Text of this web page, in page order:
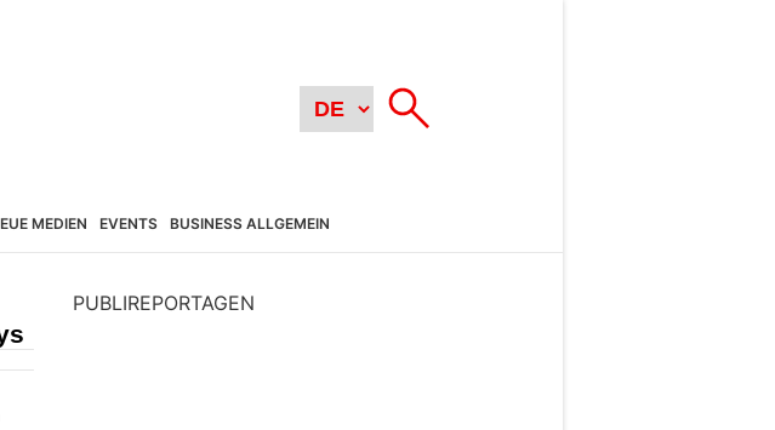
MEDIEN EVENTS BUSINESS ALLGEMEIN
PUBLIREPORTAGEN